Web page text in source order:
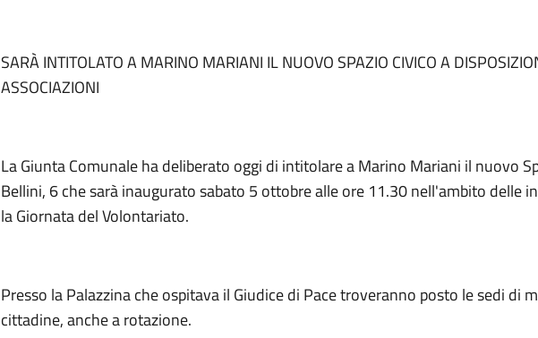
SARÀ INTITOLATO A MARINO MARIANI IL NUOVO SPAZIO CIVICO A
ASSOCIAZIONI
La Giunta Comunale ha deliberato oggi di intitolare a Marino Mariani il nuovo
Bellini, 6 che sarà inaugurato sabato 5 ottobre alle ore 11.30 nell'ambito delle
la Giornata del Volontariato.
Presso la Palazzina che ospitava il Giudice di Pace troveranno posto le sedi di
cittadine, anche a rotazione.